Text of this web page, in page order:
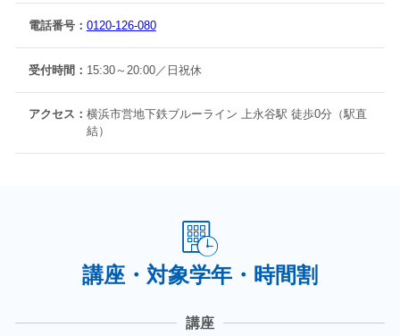
電話番号： 0120-126-080
受付時間： 15:30～20:00／日祝休
アクセス： 横浜市営地下鉄ブルーライン 上永谷駅 徒歩0分（駅直
結）
講座・対象学年・時間割
講座